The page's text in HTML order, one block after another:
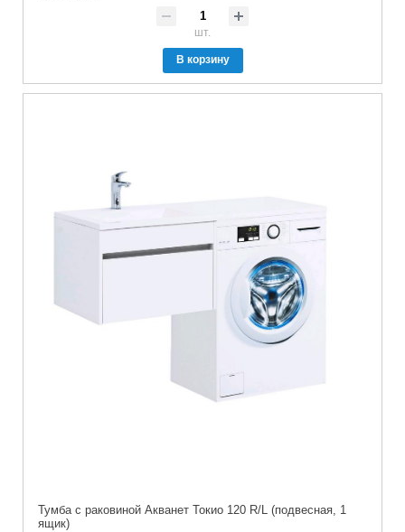
шт.
В корзину
Тумба с раковиной Акванет Токио 120 R/L (подвесная, 1
ящик)